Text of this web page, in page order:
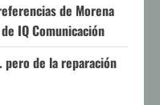
de Morena
IQ Comunicación
de la reparación